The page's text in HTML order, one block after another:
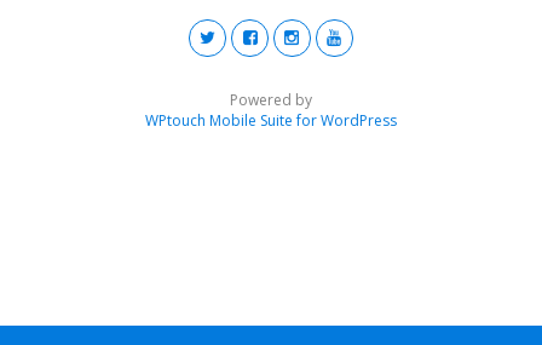
Powered by
WPtouch Mobile Suite for WordPress